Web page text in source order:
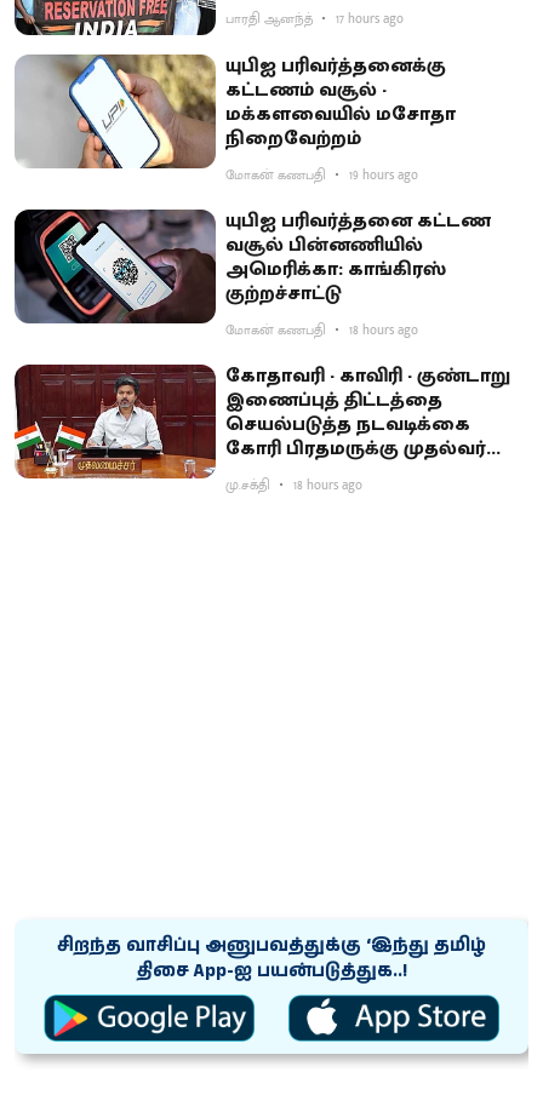
பாரதி ஆனந்த் 17 hours ago
யுபிஐ பரிவர்த்தனைக்கு
கட்டணம் வசூல் -
மக்களவையில் மசோதா
நிறைவேற்றம்
மோகன் கணபதி 19 hours ago
யுபிஐ பரிவர்த்தனை கட்டண
வசூல் பின்னணியில்
அமெரிக்கா: காங்கிரஸ்
குற்றச்சாட்டு
மோகன் கணபதி 18 hours ago
கோதாவரி - காவிரி - குண்டாறு
இணைப்புத் திட்டத்தை
செயல்படுத்த நடவடிக்கை
கோரி பிரதமருக்கு முதல்வர்
விஜய் கடிதம்
மு.சக்தி 18 hours ago
சிறந்த வாசிப்பு அனுபவத்துக்கு ‘இந்து தமிழ்
திசை App-ஐ பயன்படுத்துக..!